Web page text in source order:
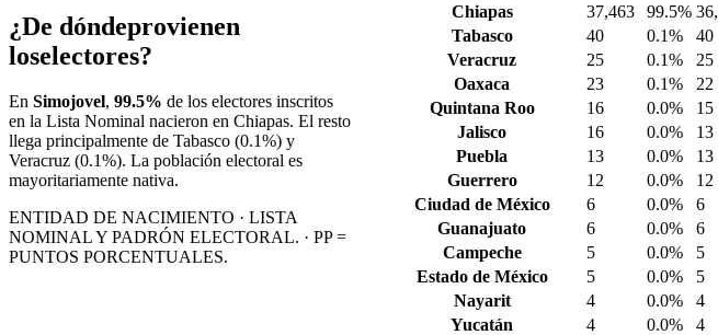
¿De dóndeprovienen
loselectores?
En Simojovel, 99.5% de los electores inscritos
en la Lista Nominal nacieron en Chiapas. El resto
llega principalmente de Tabasco (0.1%) y
Veracruz (0.1%). La población electoral es
mayoritariamente nativa.
ENTIDAD DE NACIMIENTO · LISTA
NOMINAL Y PADRÓN ELECTORAL. · PP =
PUNTOS PORCENTUALES.
Chiapas
37,463 99.5%
Tabasco
40 0.1% 40
Veracruz
25 0.1% 25
Oaxaca
23 0.1% 22
Quintana Roo
16 0.0% 15
Jalisco
16 0.0% 13
Puebla
13 0.0% 13
Guerrero
12 0.0% 12
Ciudad de México
6 0.0% 6
Guanajuato
6 0.0% 6
Campeche
5 0.0% 5
Estado de México
5 0.0% 5
Nayarit
4 0.0% 4
Yucatán
4 0.0% 4